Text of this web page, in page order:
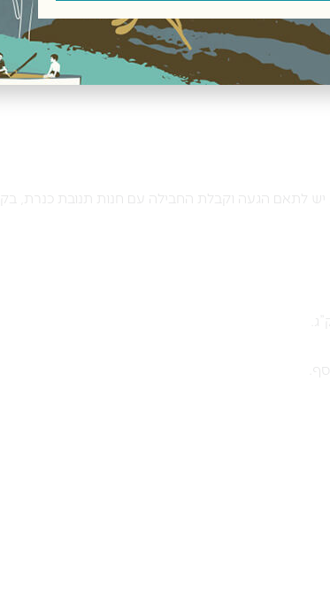
לתאם הגעה וקבלת החבילה עם חנות תנובת כנרת,